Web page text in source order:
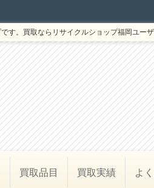
。買取ならリサイクルショップ福岡ユーザ
買取品目 買取実績 よ